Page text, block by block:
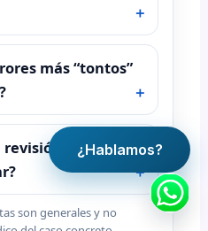
más “tontos”
revisión rápida
son generales y no
¿Hablamos?